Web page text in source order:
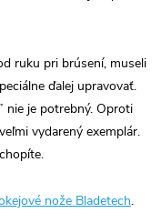
ruku pri brúsení, museli
ďalej upravovať.
nie je potrebný. Oproti
vydarený exemplár.
nože Bladetech.